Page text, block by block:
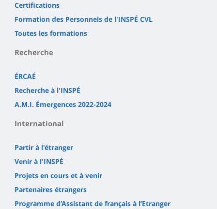
Certifications
Formation des Personnels de l'INSPÉ CVL
Toutes les formations
Recherche
ÉRCAÉ
Recherche à l'INSPÉ
A.M.I. Émergences 2022-2024
International
Partir à l'étranger
Venir à l'INSPÉ
Projets en cours et à venir
Partenaires étrangers
Programme d’Assistant de français à l’Etranger